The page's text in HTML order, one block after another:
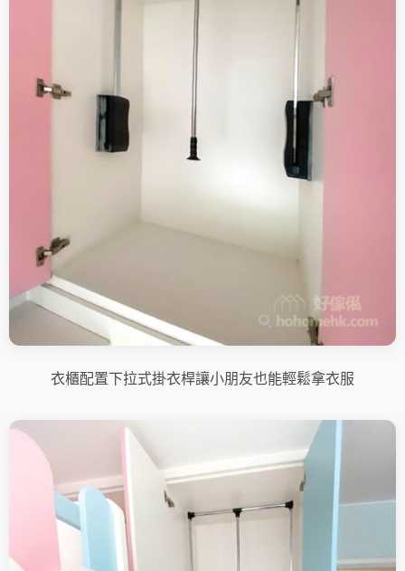
衣櫃配置下拉式掛衣桿讓小朋友也能輕鬆拿衣服